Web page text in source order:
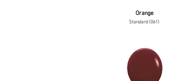
Orange
Standard (061)